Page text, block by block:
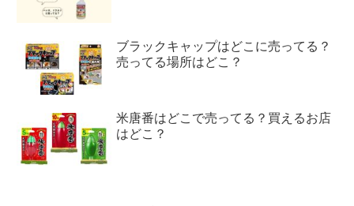
ブラックキャップはどこに売ってる？
売ってる場所はどこ？
米唐番はどこで売ってる？買えるお店
はどこ？